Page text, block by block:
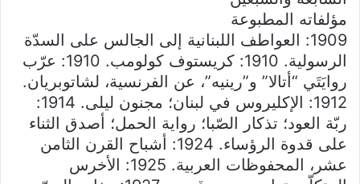
مؤلفاته المطبوعة
1909: العواطف اللبنانية إلى الجالس على السدّة
الرسولية. 1910: كريستوف كولومب. 1910: عرّب
روايَتَي “أتالا” و”رينيه”، عن الفرنسية، لشاتوبريان.
1912: الإكليروس في لبنان؛ مجنون ليلى. 1914:
ربّة العود؛ تذكار الصّبا؛ رواية الحمل؛ أصدق الثناء
على قدوة الرؤساء. 1924: أشباح القرن الثامن
عشر، المحفوظات العربية. 1925: الأخرس